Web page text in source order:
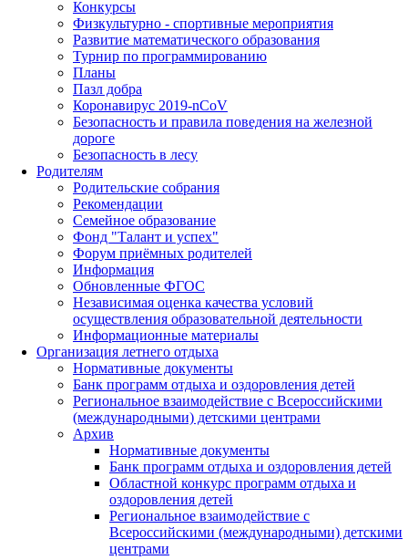
Конкурсы
Физкультурно - спортивные мероприятия
Развитие математического образования
Турнир по программированию
Планы
Пазл добра
Коронавирус 2019-nCoV
Безопасность и правила поведения на железной
дороге
Безопасность в лесу
Родителям
Родительские собрания
Рекомендации
Семейное образование
Фонд "Талант и успех"
Форум приёмных родителей
Информация
Обновленные ФГОС
Независимая оценка качества условий
осуществления образовательной деятельности
Информационные материалы
Организация летнего отдыха
Нормативные документы
Банк программ отдыха и оздоровления детей
Региональное взаимодействие с Всероссийскими
(международными) детскими центрами
Архив
Нормативные документы
Банк программ отдыха и оздоровления детей
Областной конкурс программ отдыха и
оздоровления детей
Региональное взаимодействие с
Всероссийскими (международными) детскими
центрами